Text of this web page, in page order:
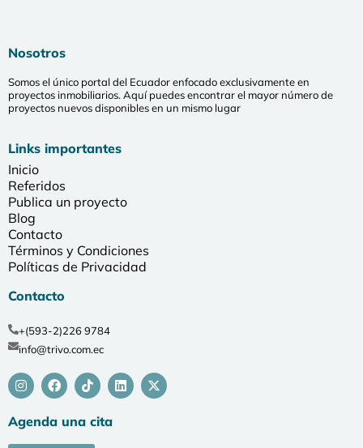
Nosotros
Somos el único portal del Ecuador enfocado exclusivamente en
proyectos inmobiliarios. Aquí puedes encontrar el mayor número de
proyectos nuevos disponibles en un mismo lugar
Links importantes
Inicio
Referidos
Publica un proyecto
Blog
Contacto
Términos y Condiciones
Políticas de Privacidad
Contacto
+(593-2)226 9784
info@trivo.com.ec
Agenda una cita